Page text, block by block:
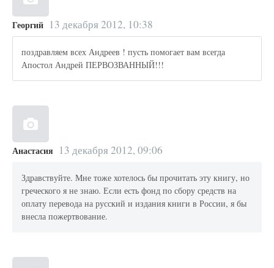
Георгий 13 декабря 2012, 10:38
поздравляем всех Андреев ! пусть помогает вам всегда
Апостол Андрей ПЕРВОЗВАННЫЙ!!!
Анастасия 13 декабря 2012, 09:06
Здравствуйте. Мне тоже хотелось бы прочитать эту книгу, но
греческого я не знаю. Если есть фонд по сбору средств на
оплату перевода на русский и издания книги в России, я бы
внесла пожертвование.